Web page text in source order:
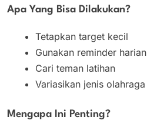
Apa Yang Bisa Dilakukan?
Tetapkan target kecil
Gunakan reminder harian
Cari teman latihan
Variasikan jenis olahraga
Mengapa Ini Penting?